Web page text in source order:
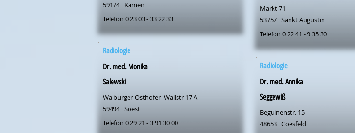
59174 Kamen
Telefon 0 23 03 - 33 22 33
Radiologie
Dr. med. Monika
Salewski
Walburger-Osthofen-Wallstr 17 A
59494 Soest
Telefon 0 29 21 - 3 91 30 00
Markt 71
53757 Sankt Augustin
Telefon 0 22 41 - 9 35 30
Radiologie
Dr. med. Annika
Seggewiß
Beguinenstr. 15
48653 Coesfeld